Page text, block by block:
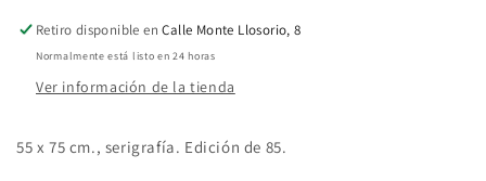
Retiro disponible enCalle Monte Llosorio, 8
Normalmente está listo en 24 horas
Ver información de la tienda
55 x 75 cm., serigrafía. Edición de 85.